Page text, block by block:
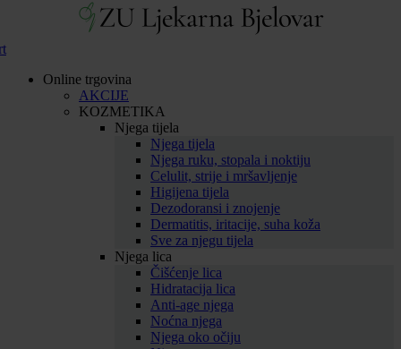
Online trgovina
AKCIJE
KOZMETIKA
Njega tijela
Njega tijela
Njega ruku, stopala i noktiju
Celulit, strije i mršavljenje
Higijena tijela
Dezodoransi i znojenje
Dermatitis, iritacije, suha koža
Sve za njegu tijela
Njega lica
Čišćenje lica
Hidratacija lica
Anti-age njega
Noćna njega
Njega oko očiju